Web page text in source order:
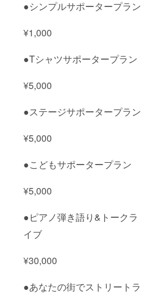
●シンプルサポータープラン
¥1,000
●Tシャツサポータープラン
¥5,000
●ステージサポータープラン
¥5,000
●こどもサポータープラン
¥5,000
●ピアノ弾き語り&トークラ
イブ
¥30,000
●あなたの街でストリートラ